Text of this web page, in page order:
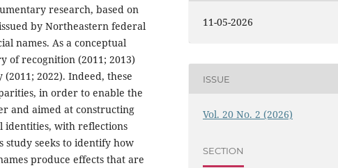
research, based on
by Northeastern federal
names. As a conceptual
of recognition (2011; 2013)
2022). Indeed, these
in order to enable the
and aimed at constructing
identities, with reflections
study seeks to identify how
produce effects that are
11-05-2026
ISSUE
Vol. 20 No. 2 (2026)
SECTION